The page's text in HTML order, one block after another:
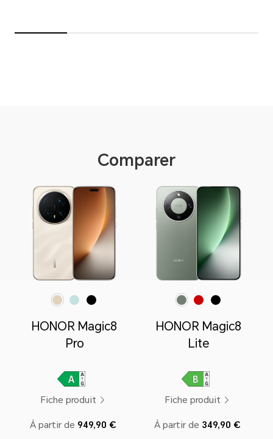
Comparer
HONOR Magic8
Pro
Fiche produit
À partir de 949,90 €
HONOR Magic8
Lite
Fiche produit
À partir de 349,90 €